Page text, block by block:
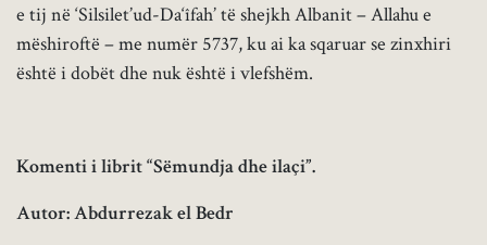
e tij në ‘Silsilet’ud-Da‘îfah’ të shejkh Albanit – Allahu e
mëshiroftë – me numër 5737, ku ai ka sqaruar se zinxhiri
është i dobët dhe nuk është i vlefshëm.
Komenti i librit “Sëmundja dhe ilaçi”.
Autor: Abdurrezak el Bedr